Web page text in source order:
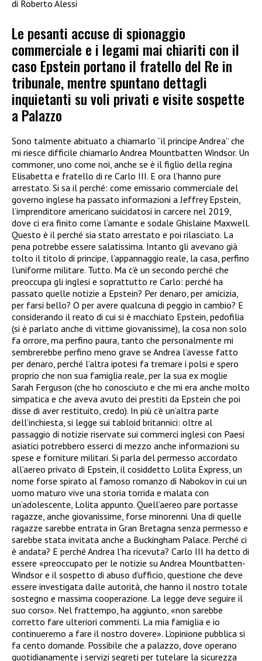
di Roberto Alessi
Le pesanti accuse di spionaggio
commerciale e i legami mai chiariti con il
caso Epstein portano il fratello del Re in
tribunale, mentre spuntano dettagli
inquietanti su voli privati e visite sospette
a Palazzo
Sono talmente abituato a chiamarlo “il principe Andrea” che
mi riesce difficile chiamarlo Andrea Mountbatten Windsor. Un
commoner, uno come noi, anche se è il figlio della regina
Elisabetta e fratello di re Carlo III. E ora l’hanno pure
arrestato. Si sa il perché: come emissario commerciale del
governo inglese ha passato informazioni a Jeffrey Epstein,
l’imprenditore americano suicidatosi in carcere nel 2019,
dove ci era finito come l’amante e sodale Ghislaine Maxwell.
Questo è il perché sia stato arrestato e poi rilasciato. La
pena potrebbe essere salatissima. Intanto gli avevano già
tolto il titolo di principe, l’appannaggio reale, la casa, perfino
l’uniforme militare. Tutto. Ma c’è un secondo perché che
preoccupa gli inglesi e soprattutto re Carlo: perché ha
passato quelle notizie a Epstein? Per denaro, per amicizia,
per farsi bello? O per avere qualcuna di peggio in cambio? E
considerando il reato di cui si è macchiato Epstein, pedofilia
(si è parlato anche di vittime giovanissime), la cosa non solo
fa orrore, ma perfino paura, tanto che personalmente mi
sembrerebbe perfino meno grave se Andrea l’avesse fatto
per denaro, perché l’altra ipotesi fa tremare i polsi e spero
proprio che non sua famiglia reale, per la sua ex moglie
Sarah Ferguson (che ho conosciuto e che mi era anche molto
simpatica e che aveva avuto dei prestiti da Epstein che poi
disse di aver restituito, credo). In più c’è un’altra parte
dell’inchiesta, si legge sui tabloid britannici: oltre al
passaggio di notizie riservate sui commerci inglesi con Paesi
asiatici potrebbero esserci di mezzo anche informazioni su
spese e forniture militari. Si parla del permesso accordato
all’aereo privato di Epstein, il cosiddetto Lolita Express, un
nome forse spirato al famoso romanzo di Nabokov in cui un
uomo maturo vive una storia torrida e malata con
un’adolescente, Lolita appunto. Quell’aereo pare portasse
ragazze, anche giovanissime, forse minorenni. Una di quelle
ragazze sarebbe entrata in Gran Bretagna senza permesso e
sarebbe stata invitata anche a Buckingham Palace. Perché ci
è andata? E perché Andrea l’ha ricevuta? Carlo III ha detto di
essere «preoccupato per le notizie su Andrea Mountbatten-
Windsor e il sospetto di abuso d’ufficio, questione che deve
essere investigata dalle autorità, che hanno il nostro totale
sostegno e massima cooperazione. La legge deve seguire il
suo corso». Nel frattempo, ha aggiunto, «non sarebbe
corretto fare ulteriori commenti. La mia famiglia e io
continueremo a fare il nostro dovere». L’opinione pubblica si
fa cento domande. Possibile che a palazzo, dove operano
quotidianamente i servizi segreti per tutelare la sicurezza